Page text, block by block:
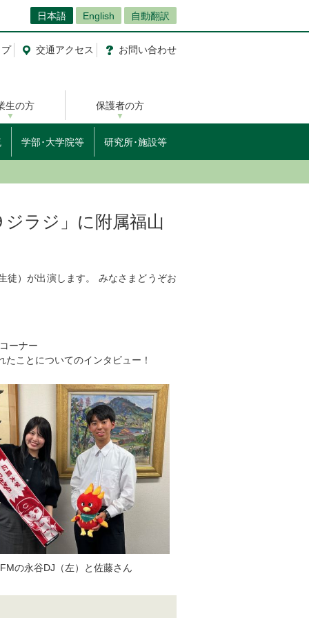
日本語 English 自動翻訳
交通アクセス お問い合わせ
生の方 保護者の方
学部･大学院等 研究所･施設等
ラジ」に附属福山
徒）が出演します。 みなさまどうぞお
ーナー
ことについてのインタビュー！
の永谷DJ（左）と佐藤さん